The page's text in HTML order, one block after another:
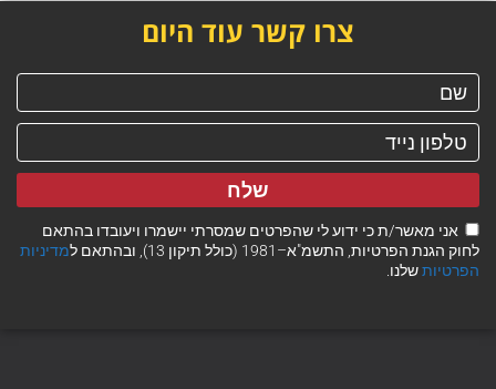
צרו קשר עוד היום
אני מאשר/ת כי ידוע לי שהפרטים שמסרתי יישמרו ויעובדו בהתאם
לחוק הגנת הפרטיות, התשמ"א–1981 (כולל תיקון 13), ובהתאם ל
מדיניות
הפרטיותשלנו.
שלח